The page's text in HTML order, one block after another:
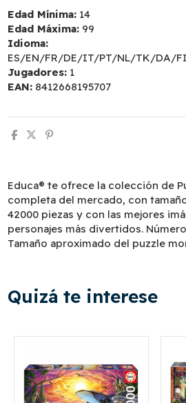
Edad Mínima: 14
Edad Máxima: 99
Idioma:
ES/EN/FR/DE/IT/PT/NL/TK/DA/
Jugadores: 1
EAN: 8412668195707
Educa® te ofrece la colección de
completa del mercado, con
42000 piezas y con las mejores
personajes más divertidos.
Tamaño aproximado del puzzle
Quizá te interese